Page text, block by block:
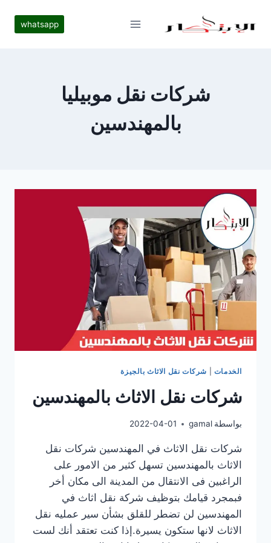
whatsapp
شركات نقل موبيليا
بالمهندسين
الخدمات شركات نقل الاثاث بالجيزة
شركات نقل الاثاث بالمهندسين
بواسطة gamal
2022-04-01
شركات نقل الاثاث في المهندسين شركات نقل
الاثاث بالمهندسين تسهل كثير من الامور على
الراغبين فى الانتقال من المدينة الى مكان أخر
فبمجرد قيامك بتوظيف شركة نقل اثاث في
المهندسين لن تضطر للقلق بشأن سير عمليه نقل
الاثاث لانها ستكون يسيرة.إذا كنت تعتقد أنك لست